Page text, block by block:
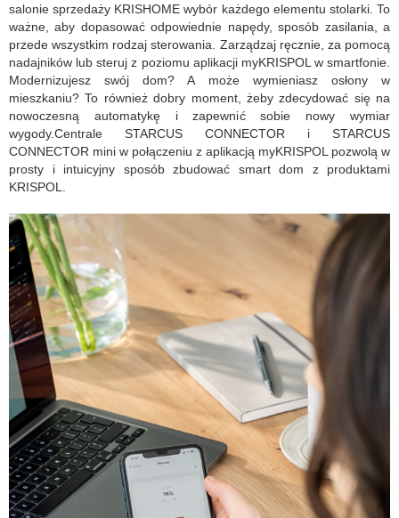
salonie sprzedaży KRISHOME wybór każdego elementu stolarki. To
ważne, aby dopasować odpowiednie napędy, sposób zasilania, a
przede wszystkim rodzaj sterowania. Zarządzaj ręcznie, za pomocą
nadajników lub steruj z poziomu aplikacji myKRISPOL w smartfonie.
Modernizujesz swój dom? A może wymieniasz osłony w
mieszkaniu? To również dobry moment, żeby zdecydować się na
nowoczesną automatykę i zapewnić sobie nowy wymiar
wygody.Centrale STARCUS CONNECTOR i STARCUS
CONNECTOR mini w połączeniu z aplikacją myKRISPOL pozwolą w
prosty i intuicyjny sposób zbudować smart dom z produktami
KRISPOL.